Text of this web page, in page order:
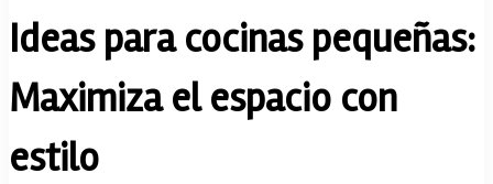
Ideas para cocinas pequeñas:
Maximiza el espacio con
estilo